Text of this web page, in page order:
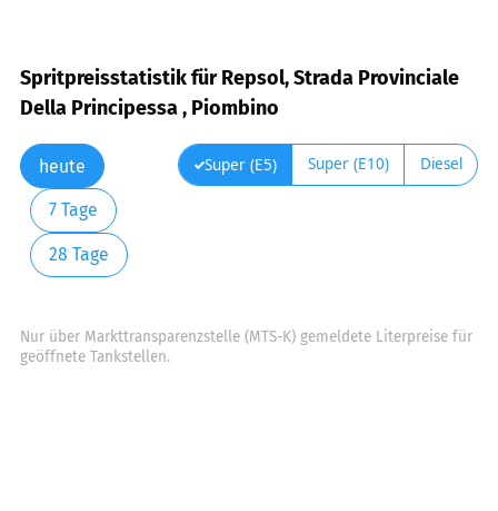
Spritpreisstatistik für Repsol, Strada Provinciale
Della Principessa , Piombino
heute
7 Tage
28 Tage
Super (E5) Super (E10) Diesel
Nur über Markttransparenzstelle (MTS-K) gemeldete Literpreise für
geöffnete Tankstellen.